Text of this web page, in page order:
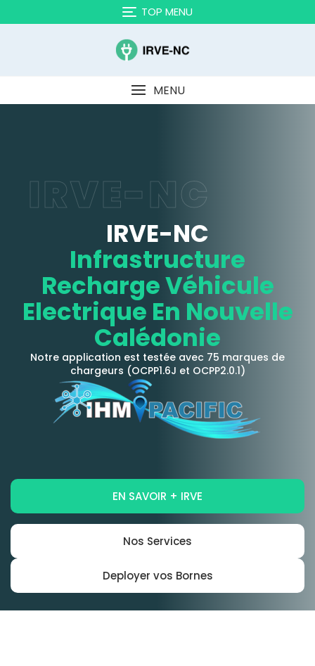
TOP MENU
MENU
IRVE-NC
IRVE-NC
Infrastructure
Recharge Véhicule
Electrique En Nouvelle
Calédonie
Notre application est testée avec 75 marques de
chargeurs (OCPP1.6J et OCPP2.0.1)
EN SAVOIR + IRVE
Nos Services
Deployer vos Bornes